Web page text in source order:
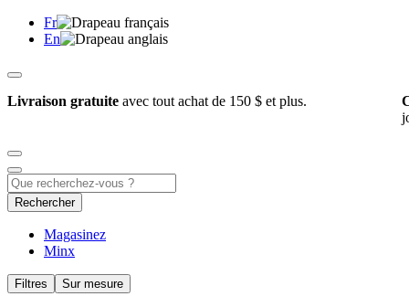
Fr
En
Livraison gratuite avec tout achat de 150 $ et plus.
Rechercher
Magasinez
Minx
Filtres Sur mesure